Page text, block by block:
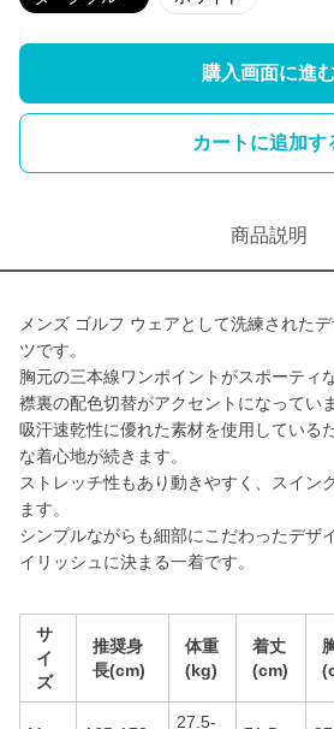
購入画面に進
カートに追加す
商品説明
メンズ ゴルフ ウェアとして洗練された
ツです。
胸元の三本線ワンポイントがスポーティ
襟裏の配色切替がアクセントになっていま
吸汗速乾性に優れた素材を使用している
な着心地が続きます。
ストレッチ性もあり動きやすく、スイン
ます。
シンプルながらも細部にこだわったデザ
イリッシュに決まる一着です。
サ
イ
ズ
推奨身
長(cm)
体重
(kg)
着丈
(cm)
27.5-